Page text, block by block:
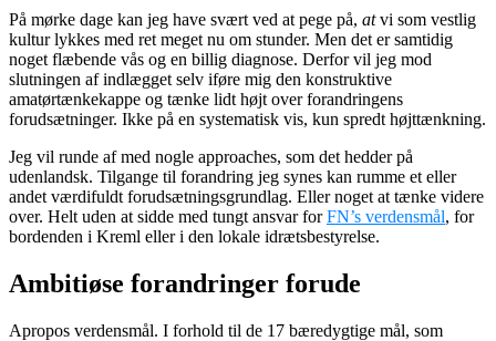
På mørke dage kan jeg have svært ved at pege på, atvi som vestlig
kultur lykkes med ret meget nu om stunder. Men det er samtidig
noget flæbende vås og en billig diagnose. Derfor vil jeg mod
slutningen af indlægget selv iføre mig den konstruktive
amatørtænkekappe og tænke lidt højt over forandringens
forudsætninger. Ikke på en systematisk vis, kun spredt højttænkning.
Jeg vil runde af med nogle approaches, som det hedder på
udenlandsk. Tilgange til forandring jeg synes kan rumme et eller
andet værdifuldt forudsætningsgrundlag. Eller noget at tænke videre
over. Helt uden at sidde med tungt ansvar forFN’s verdensmål, for
bordenden i Kreml eller i den lokale idrætsbestyrelse.
Ambitiøse forandringer forude
Apropos verdensmål. I forhold til de 17 bæredygtige mål, som